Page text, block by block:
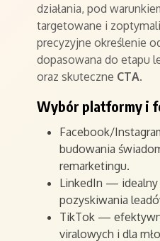
działania, pod
targetowane i
precyzyjne określenie
dopasowana do etapu
oraz skuteczne CTA.
Wybór platformy i
Facebook/
budowania
remarketingu.
LinkedIn — idealny
pozyskiwania
TikTok —
viralowych i dla